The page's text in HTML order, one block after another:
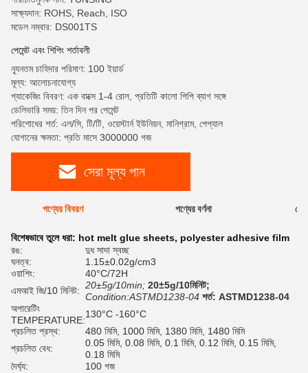
সাক্ষ্যদান: ROHS, Reach, ISO
মডেল নম্বার: DS001TS
পেমেন্ট এবং শিপিং শর্তাবলী
ন্যূনতম চাহিদার পরিমাণ: 100 ইয়ার্ড
মূল্য: আলোচনাযোগ্য
প্যাকেজিং বিবরণ: এক বাক্সে 1-4 রোল, প্রতিটি কালো পিপি ব্যাগ সঙ্গে
ডেলিভারি সময়: তিন দিন পর পেমেন্ট
পরিশোধের শর্ত: এল/সি, টি/টি, ওয়েস্টার্ন ইউনিয়ন, মানিগ্রাম, পেপ্যাল
যোগানের ক্ষমতা: প্রতি মাসে 3000000 গজ
সেরা মূল্য পান
পণ্যের বিবরণ পণ্যের বর্ণনা
বিশেষভাবে তুলে ধরা: hot melt glue sheets, polyester adhesive film
রঙ:
দুধ সাদা স্বচ্ছ
ঘনত্ব:
1.15±0.02g/cm3
ওয়াশিং:
40°C/72H
এমআই জি/10 মিনিট: 20±5g/10min; 20±5g/10মিনিট;
Condition:ASTMD1238-04 শর্ত: ASTMD1238-04
অপারেটিং
TEMPERATURE:
130°C -160°C
প্রচলিত প্রস্থ:
480 মিমি, 1000 মিমি, 1380 মিমি, 1480 মিমি
প্রচলিত বেধ:
0.05 মিমি, 0.08 মিমি, 0.1 মিমি, 0.12 মিমি, 0.15 মিমি,
0.18 মিমি
দৈর্ঘ্য:
100 গজ